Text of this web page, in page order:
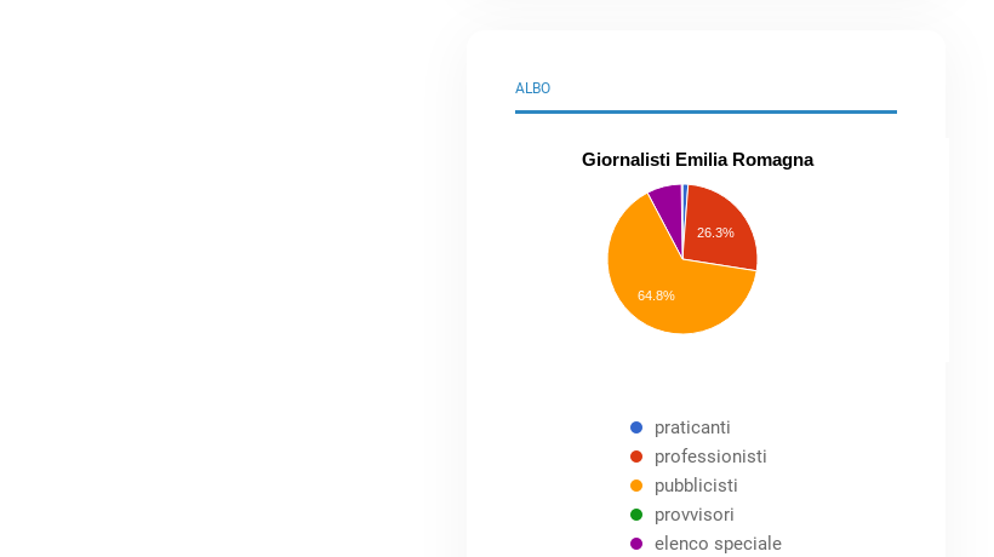
ALBO
Giornalisti Emilia Romagna
26.3%
64.8%
praticanti
professionisti
pubblicisti
provvisori
elenco speciale